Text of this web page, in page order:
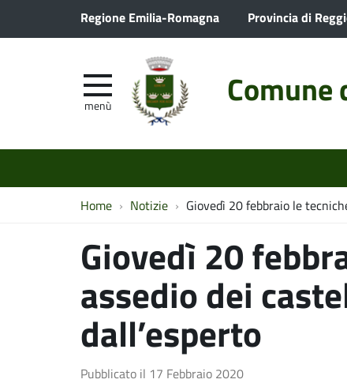
Regione Emilia-Romagna Provincia di
Comune
menù
Home Notizie Giovedì 20 febbraio le
Giovedì 20
assedio dei
dall’esperto
Pubblicato il 17 Febbraio 2020